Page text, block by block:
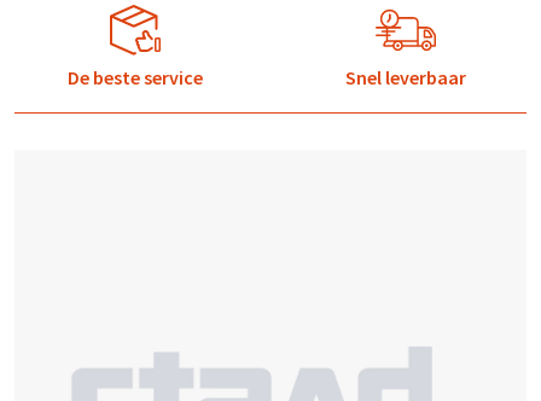
De beste service Snel leverbaar